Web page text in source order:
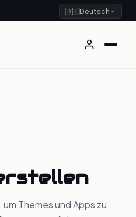
🇩🇪Deutsch
Themes und Apps zu